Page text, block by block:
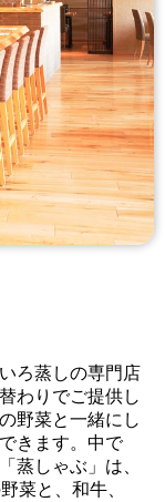
ろ蒸しの専門店
わりでご提供し
野菜と一緒にし
きます。中で
蒸しゃぶ」は、
菜と、和牛、